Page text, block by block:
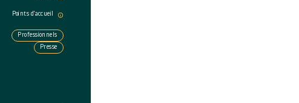
Points d'accueil
Professionnels
Presse